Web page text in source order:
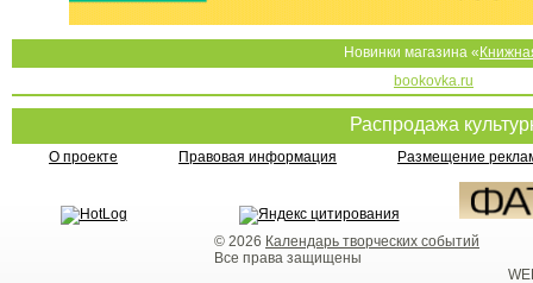
Новинки магазина «
bookovka.ru
Распродажа
О проекте Правовая информация Размещение
© 2026 Календарь творческих событий
Все права защищены